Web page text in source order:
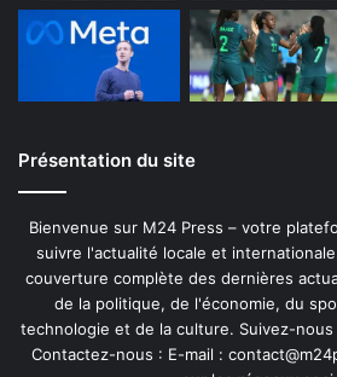
Présentation du site
Bienvenue sur M24 Press – votre
suivre l'actualité locale et
couverture complète des dernières
de la politique, de l'économie, du
technologie et de la culture. Suivez-
Contactez-nous : E-mail :